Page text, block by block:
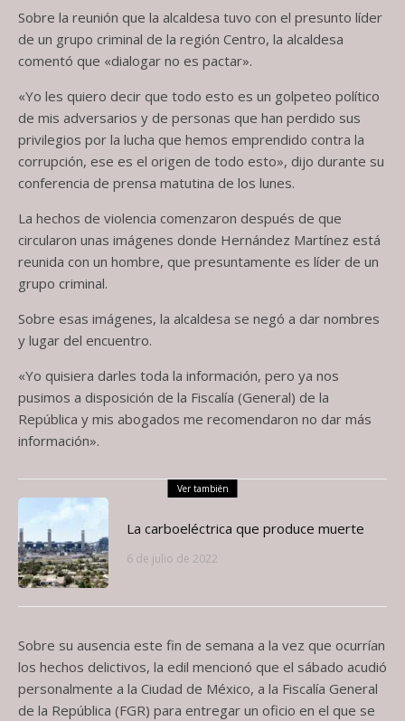
Sobre la reunión que la alcaldesa tuvo con el presunto líder
de un grupo criminal de la región Centro, la alcaldesa
comentó que «dialogar no es pactar».
«Yo les quiero decir que todo esto es un golpeteo político
de mis adversarios y de personas que han perdido sus
privilegios por la lucha que hemos emprendido contra la
corrupción, ese es el origen de todo esto», dijo durante su
conferencia de prensa matutina de los lunes.
La hechos de violencia comenzaron después de que
circularon unas imágenes donde Hernández Martínez está
reunida con un hombre, que presuntamente es líder de un
grupo criminal.
Sobre esas imágenes, la alcaldesa se negó a dar nombres
y lugar del encuentro.
«Yo quisiera darles toda la información, pero ya nos
pusimos a disposición de la Fiscalía (General) de la
República y mis abogados me recomendaron no dar más
información».
Ver también
La carboeléctrica que produce muerte
6 de julio de 2022
Sobre su ausencia este fin de semana a la vez que ocurrían
los hechos delictivos, la edil mencionó que el sábado acudió
personalmente a la Ciudad de México, a la Fiscalía General
de la República (FGR) para entregar un oficio en el que se